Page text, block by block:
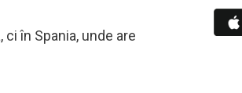
în Spania, unde are